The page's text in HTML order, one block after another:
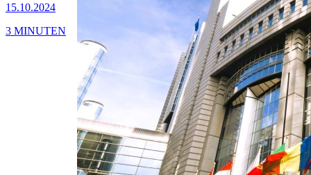
15.10.2024
3 MINUTEN